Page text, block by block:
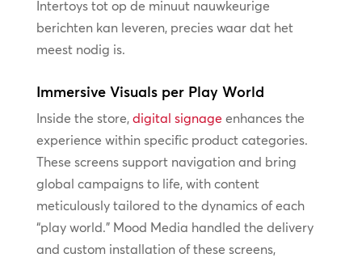
Intertoys tot op de minuut nauwkeurige
berichten kan leveren, precies waar dat het
meest nodig is.
Immersive Visuals per Play World
Inside the store, digital signage enhances the
experience within specific product categories.
These screens support navigation and bring
global campaigns to life, with content
meticulously tailored to the dynamics of each
“play world.” Mood Media handled the delivery
and custom installation of these screens,